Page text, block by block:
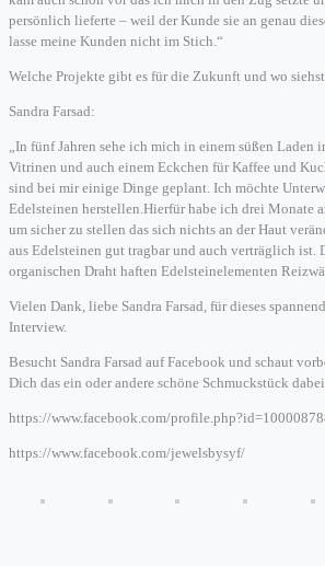
persönlich lieferte – weil der Kunde sie an genau
lasse meine Kunden nicht im Stich.“
Welche Projekte gibt es für die Zukunft und wo
Sandra Farsad:
„In fünf Jahren sehe ich mich in einem süßen Laden
Vitrinen und auch einem Eckchen für Kaffee und
sind bei mir einige Dinge geplant. Ich möchte
Edelsteinen herstellen.Hierfür habe ich drei Monate
um sicher zu stellen das sich nichts an der Haut
aus Edelsteinen gut tragbar und auch verträglich ist.
organischen Draht haften Edelsteinelementen
Vielen Dank, liebe Sandra Farsad, für dieses
Interview.
Besucht Sandra Farsad auf Facebook und schaut
Dich das ein oder andere schöne Schmuckstück
https://www.facebook.com/
https://www.facebook.com/jewelsbysyf/